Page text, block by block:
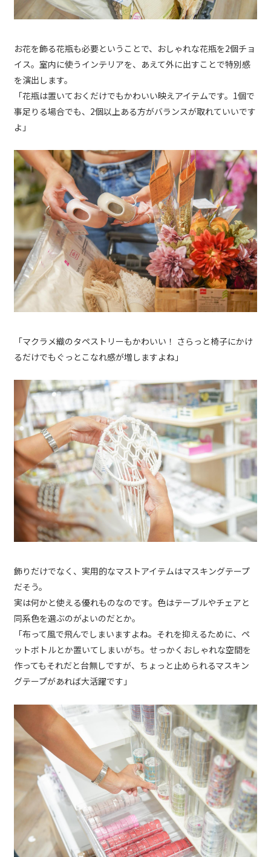
お花を飾る花瓶も必要ということで、おしゃれな花瓶を2個チョ
イス。室内に使うインテリアを、あえて外に出すことで特別感
を演出します。
「花瓶は置いておくだけでもかわいい映えアイテムです。1個で
事足りる場合でも、2個以上ある方がバランスが取れていいです
よ」
「マクラメ織のタペストリーもかわいい！ さらっと椅子にかけ
るだけでもぐっとこなれ感が増しますよね」
飾りだけでなく、実用的なマストアイテムはマスキングテープ
だそう。
実は何かと使える優れものなのです。色はテーブルやチェアと
同系色を選ぶのがよいのだとか。
「布って風で飛んでしまいますよね。それを抑えるために、ペ
ットボトルとか置いてしまいがち。せっかくおしゃれな空間を
作ってもそれだと台無しですが、ちょっと止められるマスキン
グテープがあれば大活躍です」